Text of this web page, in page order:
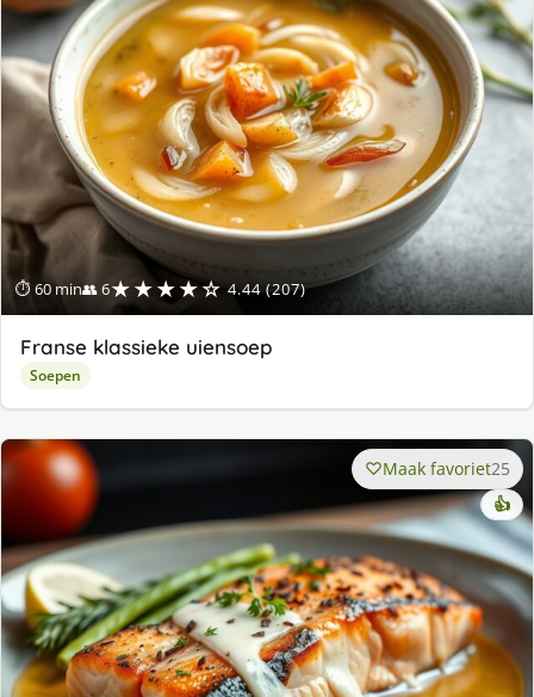
⏱ 60 min👥 6★★★★☆ 4.44 (207)
Franse klassieke uiensoep
Soepen
Maak favoriet25
👍